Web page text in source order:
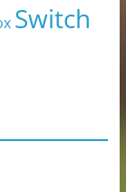
Switch